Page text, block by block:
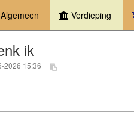
Algemeen Verdieping
ik
2026 15:36